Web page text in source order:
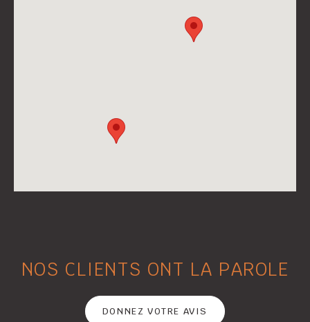
NOS CLIENTS ONT LA PAROLE
DONNEZ VOTRE AVIS